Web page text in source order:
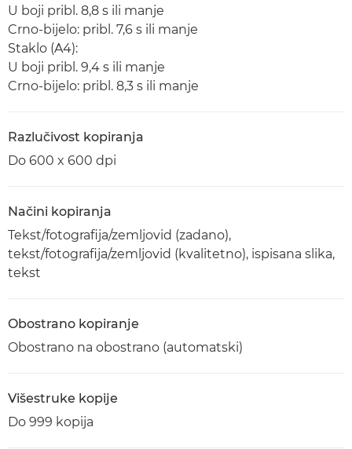
U boji pribl. 8,8 s ili manje
Crno-bijelo: pribl. 7,6 s ili manje
Staklo (A4):
U boji pribl. 9,4 s ili manje
Crno-bijelo: pribl. 8,3 s ili manje
Razlučivost kopiranja
Do 600 x 600 dpi
Načini kopiranja
Tekst/fotografija/zemljovid (zadano),
tekst/fotografija/zemljovid (kvalitetno), ispisana slika,
tekst
Obostrano kopiranje
Obostrano na obostrano (automatski)
Višestruke kopije
Do 999 kopija